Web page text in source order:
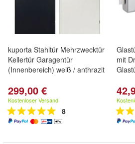
kuporta Stahltür Mehrzwecktür
Kellertür Garagentür
(Innenbereich) weiß / anthrazit
299,00 €
Kostenloser Versand
8
mit